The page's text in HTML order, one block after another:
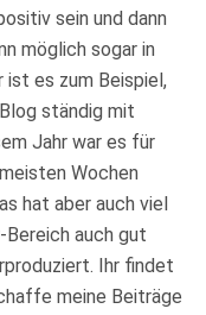
sein und dann
möglich sogar in
ist es zum Beispiel,
ständig mit
Jahr war es für
Wochen
hat aber auch viel
Bereich auch gut
Ihr findet
meine Beiträge